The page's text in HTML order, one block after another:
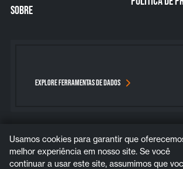
SOBRE
EXPLORE FERRAMENTAS DE DADOS
Bluesky InstagramLinkedIn
Usamos cookies para garantir que
melhor experiência em nosso site. Se você
continuar a usar este site, assumimos que